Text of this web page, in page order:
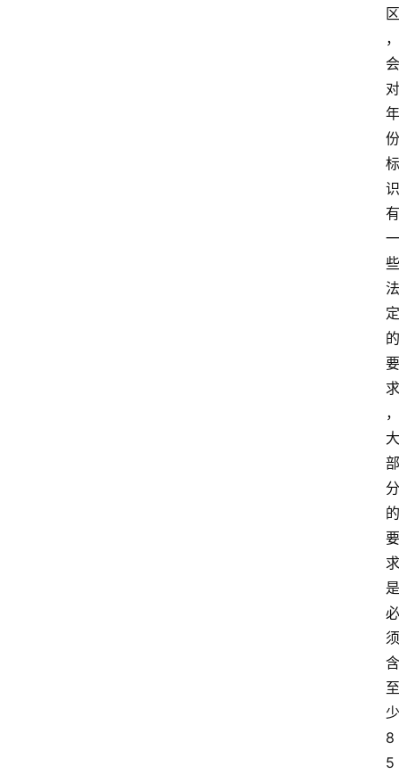
区
，
会
对
年
份
标
识
有
一
些
法
定
的
要
求
，
大
部
分
的
要
求
是
必
须
含
至
少
8
5